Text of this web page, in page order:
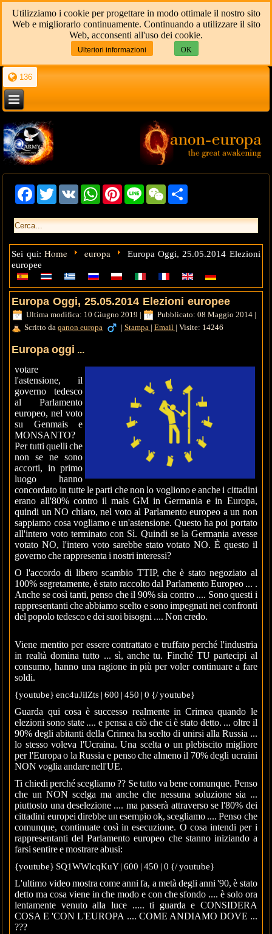
Utilizziamo i cookie per progettare in modo ottimale il nostro sito
Web e migliorarlo continuamente. Continuando a utilizzare il sito
Web, acconsenti all'uso dei cookie.
Ulteriori informazioni OK
136
FacebookTwitterVK WhatsAppPinterest
Line WeChat
Sei qui:Home europa
Europa Oggi, 25.05.2014 Elezioni
europee
Europa Oggi, 25.05.2014 Elezioni europee
Ultima modifica: 10 Giugno 2019 | Pubblicato: 08 Maggio 2014 |
Scritto daqanon europa | Stampa | Email | Visite: 14246
Europa oggi ...
votare
l'astensione, il
governo tedesco
al Parlamento
europeo, nel voto
su Genmais e
MONSANTO?
Per tutti quelli che
non se ne sono
accorti, in primo
luogo hanno
concordato in tutte le parti che non lo vogliono e anche i cittadini
erano all'80% contro il mais GM in Germania e in Europa,
quindi un NO chiaro, nel voto al Parlamento europeo a un non
sappiamo cosa vogliamo e un'astensione. Questo ha poi portato
all'intero voto terminato con Sì. Quindi se la Germania avesse
votato NO, l'intero voto sarebbe stato votato NO. È questo il
governo che rappresenta i nostri interessi?
O l'accordo di libero scambio TTIP, che è stato negoziato al
100% segretamente, è stato raccolto dal Parlamento Europeo ... .
Anche se così tanti, penso che il 90% sia contro .... Sono questi i
rappresentanti che abbiamo scelto e sono impegnati nei confronti
del popolo tedesco e dei suoi bisogni .... Non credo.
Viene mentito per essere contrattato e truffato perché l'industria
in realtà domina tutto ... sì, anche tu. Finché TU partecipi al
consumo, hanno una ragione in più per voler continuare a fare
soldi.
{youtube} enc4uJilZts | 600 | 450 | 0 {/ youtube}
Guarda qui cosa è successo realmente in Crimea quando le
elezioni sono state .... e pensa a ciò che ci è stato detto. ... oltre il
90% degli abitanti della Crimea ha scelto di unirsi alla Russia ...
lo stesso voleva l'Ucraina. Una scelta o un plebiscito migliore
per l'Europa o la Russia e penso che almeno il 70% degli ucraini
NON voglia andare nell'UE.
Ti chiedi perché scegliamo ?? Se tutto va bene comunque. Penso
che un NON scelga ma anche che nessuna soluzione sia ...
piuttosto una deselezione .... ma passerà attraverso se l'80% dei
cittadini europei direbbe un esempio ok, scegliamo .... Penso che
comunque, continuate così in esecuzione. O cosa intendi per i
rappresentanti del Parlamento europeo che stanno iniziando a
farsi sentire e mostrare abusi:
{youtube} SQ1WWlcqKuY | 600 | 450 | 0 {/ youtube}
L'ultimo video mostra come anni fa, a metà degli anni '90, è stato
detto ma cosa viene in che modo e con che sfondo .... è solo ora
lentamente venuto alla luce ..... ti guarda e CONSIDERA
COSA E 'CON L'EUROPA .... COME ANDIAMO DOVE ...
???